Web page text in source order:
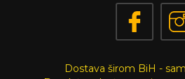
Dostava širom BiH -